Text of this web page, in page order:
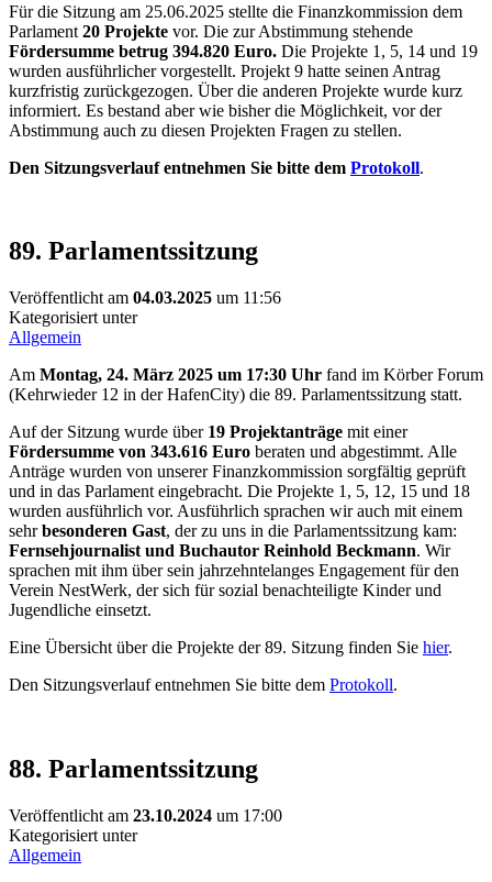
Für die Sitzung am 25.06.2025 stellte die Finanzkommission dem
Parlament 20 Projekte vor. Die zur Abstimmung stehende
Fördersumme betrug 394.820 Euro. Die Projekte 1, 5, 14 und 19
wurden ausführlicher vorgestellt. Projekt 9 hatte seinen Antrag
kurzfristig zurückgezogen. Über die anderen Projekte wurde kurz
informiert. Es bestand aber wie bisher die Möglichkeit, vor der
Abstimmung auch zu diesen Projekten Fragen zu stellen.
Den Sitzungsverlauf entnehmen Sie bitte dem Protokoll.
89. Parlamentssitzung
Veröffentlicht am 04.03.2025 um 11:56
Kategorisiert unter
Allgemein
Am Montag, 24. März 2025 um 17:30 Uhr fand im Körber Forum
(Kehrwieder 12 in der HafenCity) die 89. Parlamentssitzung statt.
Auf der Sitzung wurde über 19 Projektanträge mit einer
Fördersumme von 343.616 Euro beraten und abgestimmt. Alle
Anträge wurden von unserer Finanzkommission sorgfältig geprüft
und in das Parlament eingebracht. Die Projekte 1, 5, 12, 15 und 18
wurden ausführlich vor. Ausführlich sprachen wir auch mit einem
sehrbesonderen Gast, der zu uns in die Parlamentssitzung kam:
Fernsehjournalist und Buchautor Reinhold Beckmann. Wir
sprachen mit ihm über sein jahrzehntelanges Engagement für den
Verein NestWerk, der sich für sozial benachteiligte Kinder und
Jugendliche einsetzt.
Eine Übersicht über die Projekte der 89. Sitzung finden Sie hier.
Den Sitzungsverlauf entnehmen Sie bitte dem Protokoll.
88. Parlamentssitzung
Veröffentlicht am 23.10.2024 um 17:00
Kategorisiert unter
Allgemein